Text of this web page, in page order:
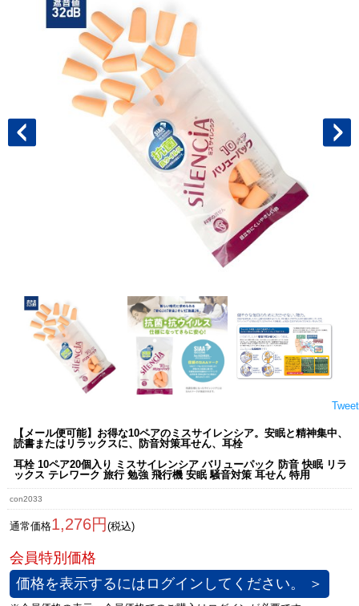
Tweet
【メール便可能】お得な10ペアのミスサイレンシア。安眠と精神集中、
読書またはリラックスに、防音対策耳せん、耳栓
耳栓 10ペア20個入り ミスサイレンシア バリューパック 防音 快眠 リラ
ックス テレワーク 旅行 勉強 飛行機 安眠 騒音対策 耳せん 特用
con2033
通常価格1,276円 (税込)
価格を表示するにはログインしてください。 ＞